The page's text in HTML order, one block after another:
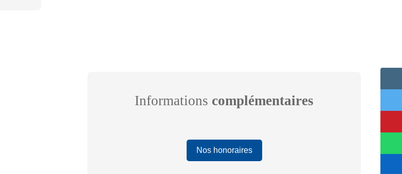
Informations complémentaires
Nos honoraires